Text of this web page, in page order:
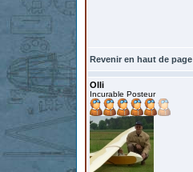
Revenir en haut de page
Olli
Incurable Posteur